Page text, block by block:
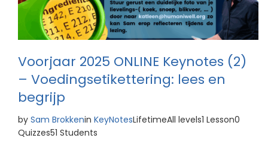
Voorjaar 2025 ONLINE Keynotes (2)
– Voedingsetikettering: lees en
begrijp
by Sam Brokkenin KeyNotesLifetimeAll levels1 Lesson0
Quizzes51 Students